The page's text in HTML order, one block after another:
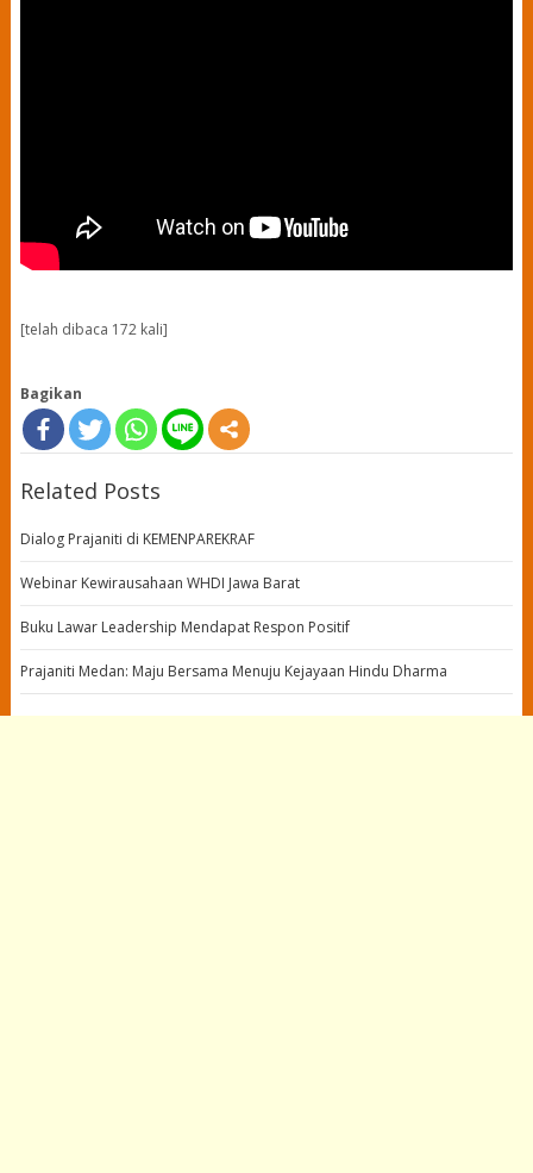
[telah dibaca 172 kali]
Bagikan
Related Posts
Dialog Prajaniti di KEMENPAREKRAF
Webinar Kewirausahaan WHDI Jawa Barat
Buku Lawar Leadership Mendapat Respon Positif
Prajaniti Medan: Maju Bersama Menuju Kejayaan Hindu Dharma